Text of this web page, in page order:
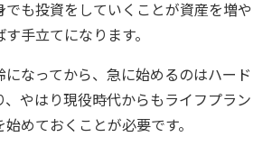
も投資をしていくことが資産を増や
手立てになります。
になってから、急に始めるのはハード
やはり現役時代からもライフプラン
めておくことが必要です。